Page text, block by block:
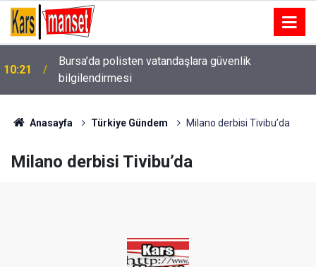
10:20 Sarıgöl’de okullar yeni eğitim yılına hazırlanıyor
Anasayfa Türkiye Gündem Milano derbisi Tivibu’da
Milano derbisi Tivibu’da